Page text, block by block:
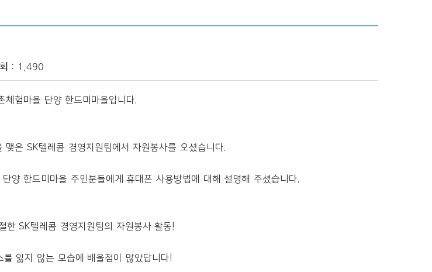
1,490
체험마을 단양 한드미마을입니다.
은 SK텔레콤 경영지원팀에서 자원봉사를 오셨습니다.
양 한드미마을 주민분들에게 휴대폰 사용방법에 대해 설명해 주셨습니다.
한 SK텔레콤 경영지원팀의 자원봉사 활동!
를 잃지 않는 모습에 배울점이 많았답니다!